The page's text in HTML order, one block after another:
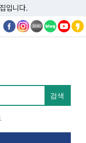
입니다.